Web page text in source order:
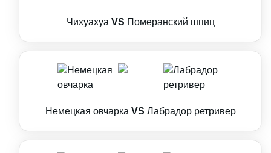
Чихуахуа VS Померанский шпиц
Немецкая овчарка VS Лабрадор ретривер